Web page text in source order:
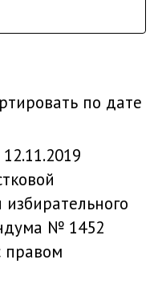
по дате
№ 1452
правом